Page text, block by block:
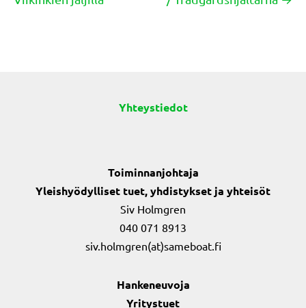
navigation
Yhteystiedot
Toiminnanjohtaja
Yleishyödylliset tuet, yhdistykset ja yhteisöt
Siv Holmgren
040 071 8913
siv.holmgren(at)sameboat.fi
Hankeneuvoja
Yritystuet